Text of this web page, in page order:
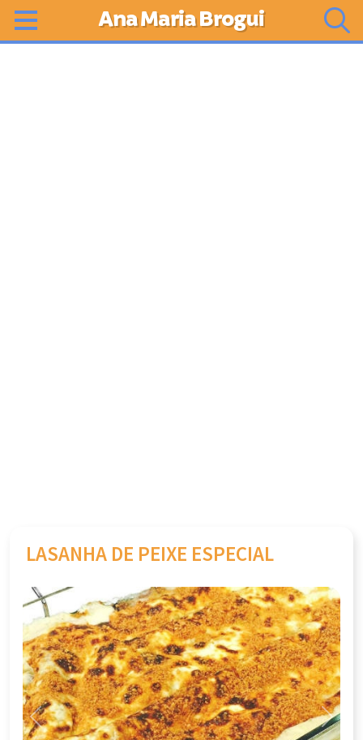
Ana Maria Brogui
LASANHA DE PEIXE ESPECIAL
Previous Next